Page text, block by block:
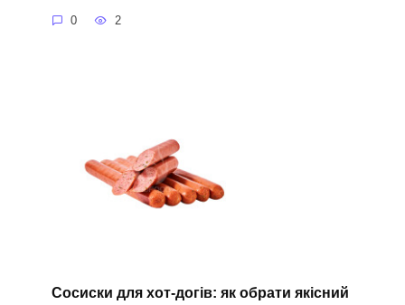
0 2
Сосиски для хот-догів: як обрати якісний